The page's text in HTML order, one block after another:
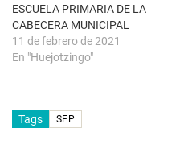
u
e
v
a
)
ESCUELA PRIMARIA DE LA
CABECERA MUNICIPAL
11 de febrero de 2021
En "Huejotzingo"
Tags SEP